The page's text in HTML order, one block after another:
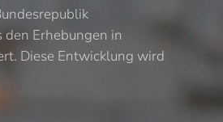
den Erhebungen in
Diese Entwicklung wird